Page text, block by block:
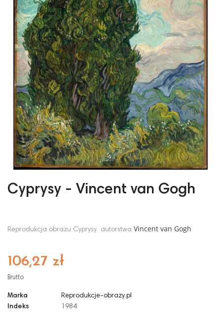
Cyprysy - Vincent van Gogh
Reprodukcja obrazu Cyprysy autorstwa Vincent van Gogh
106,27 zł
Brutto
Marka
Reprodukcje-obrazy.pl
Indeks
1984